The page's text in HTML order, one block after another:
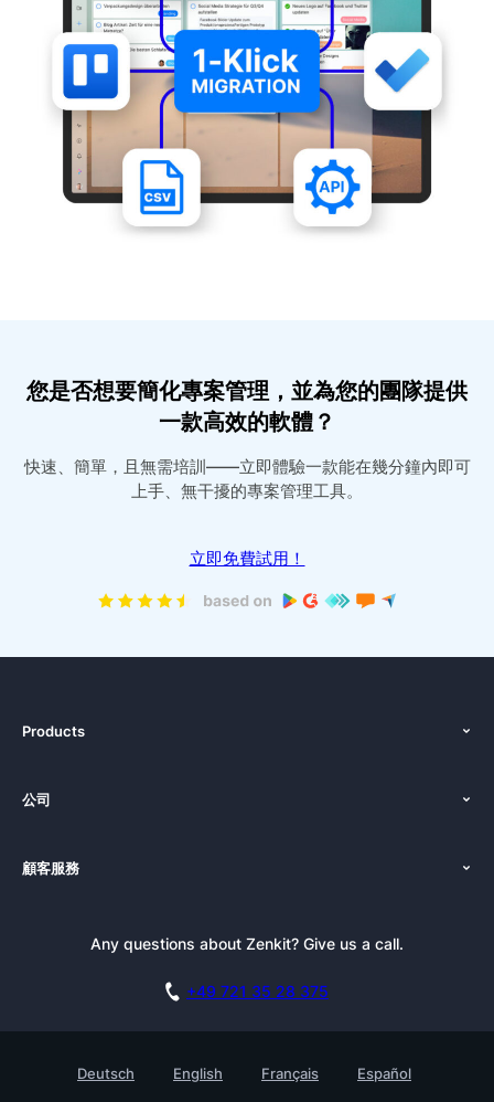
您是否想要簡化專案管理，並為您的團隊提供
一款高效的軟體？
快速、簡單，且無需培訓——立即體驗一款能在幾分鐘內即可
上手、無干擾的專案管理工具。
立即免費試用！
Products
定價
公司
新聞發布
新聞素材包
顧客服務
電子報訂閱Any questions about Zenkit? Give us a call.
+49 721 35 28 375
Deutsch English Français Español